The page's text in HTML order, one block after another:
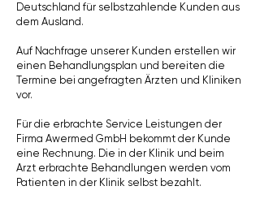
Deutschland für selbstzahlende Kunden aus
dem Ausland.
Auf Nachfrage unserer Kunden erstellen wir
einen Behandlungsplan und bereiten die
Termine bei angefragten Ärzten und Kliniken
vor.
Für die erbrachte Service Leistungen der
Firma Awermed GmbH bekommt der Kunde
eine Rechnung. Die in der Klinik und beim
Arzt erbrachte Behandlungen werden vom
Patienten in der Klinik selbst bezahlt.